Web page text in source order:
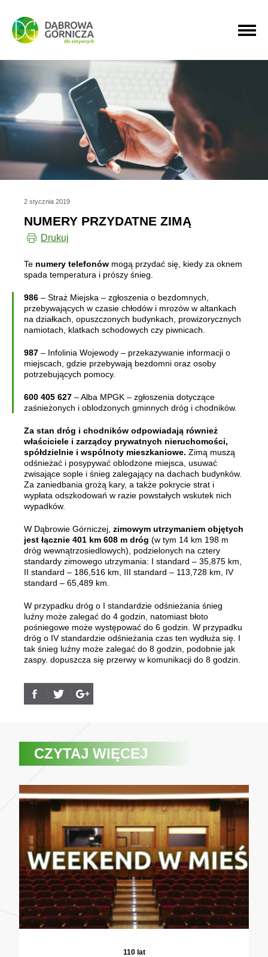
PRZEJDŹ DO MENU GŁÓWNEGO
PRZEJDŹ DO WYSZUKIWARKI
PRZEJDŹ DO TREŚCI
2 stycznia 2019
NUMERY PRZYDATNE ZIMĄ
Drukuj
Te numery telefonów mogą przydać się, kiedy za oknem
spada temperatura i prószy śnieg.
986 – Straż Miejska – zgłoszenia o bezdomnych,
przebywających w czasie chłodów i mrozów w altankach
na działkach, opuszczonych budynkach, prowizorycznych
namiotach, klatkach schodowych czy piwnicach.
987 – Infolinia Wojewody – przekazywanie informacji o
miejscach, gdzie przebywają bezdomni oraz osoby
potrzebujących pomocy.
600 405 627 – Alba MPGK – zgłoszenia dotyczące
zaśnieżonych i oblodzonych gminnych dróg i chodników.
Za stan dróg i chodników odpowiadają również
właściciele i zarządcy prywatnych nieruchomości,
spółdzielnie i wspólnoty mieszkaniowe. Zimą muszą
odśnieżać i posypywać oblodzone miejsca, usuwać
zwisające sople i śnieg zalegający na dachach budynków.
Za zaniedbania grożą kary, a także pokrycie strat i
wypłata odszkodowań w razie powstałych wskutek nich
wypadków.
W Dąbrowie Górniczej, zimowym utrzymaniem objętych
jest łącznie 401 km 608 m dróg (w tym 14 km 198 m
dróg wewnątrzosiedlowych), podzielonych na cztery
standardy zimowego utrzymania: I standard – 35,875 km,
II standard – 186,516 km, III standard – 113,728 km, IV
standard – 65,489 km.
W przypadku dróg o I standardzie odśnieżania śnieg
luźny może zalegać do 4 godzin, natomiast błoto
pośniegowe może występować do 6 godzin. W przypadku
dróg o IV standardzie odśnieżania czas ten wydłuża się. I
tak śnieg luźny może zalegać do 8 godzin, podobnie jak
zaspy. dopuszcza się przerwy w komunikacji do 8 godzin.
CZYTAJ WIĘCEJ
110 lat